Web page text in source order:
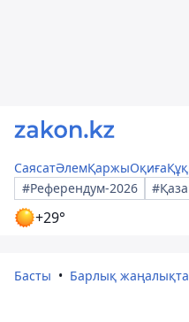
СаясатӘлемҚаржыОқиға
#Референдум-2026
+29°
Басты Барлық